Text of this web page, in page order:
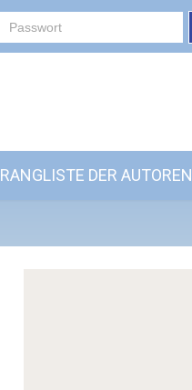
RANGLISTE DER AUTOREN